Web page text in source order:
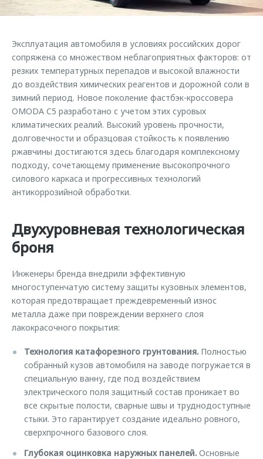
Кредитные программы
Кредитный калькулятор
Аксессуары
Одежда и сувениры
Оригинальные аксессуары
Запчасти
Трейд-ин
Калькулятор трейд-ин
Клиентская поддержка
Клуб владельцев OMODA
Приложение O&J
Аксессуары
Одежда и сувениры
Оригинальные аксессуары
Запчасти
Обратная связь
Эксплуатация автомобиля в условиях российских дорог
сопряжена со множеством неблагоприятных факторов: от
резких температурных перепадов и высокой влажности
до воздействия химических реагентов и дорожной соли в
зимний период. Новое поколение фастбэк-кроссовера
OMODA C5 разработано с учетом этих суровых
климатических реалий. Высокий уровень прочности,
долговечности и образцовая стойкость к появлению
ржавчины достигаются здесь благодаря комплексному
подходу, сочетающему применение высокопрочного
силового каркаса и прогрессивных технологий
антикоррозийной обработки.
Двухуровневая технологическая
броня
Инженеры бренда внедрили эффективную
многоступенчатую систему защиты кузовных элементов,
которая предотвращает преждевременный износ
металла даже при повреждении верхнего слоя
лакокрасочного покрытия:
Технология катафорезного грунтования. Полностью
собранный кузов автомобиля на заводе погружается в
специальную ванну, где под воздействием
электрического поля защитный состав проникает во
все скрытые полости, сварные швы и труднодоступные
стыки. Это гарантирует создание идеально ровного,
сверхпрочного базового слоя.
Глубокая оцинковка наружных панелей. Основные